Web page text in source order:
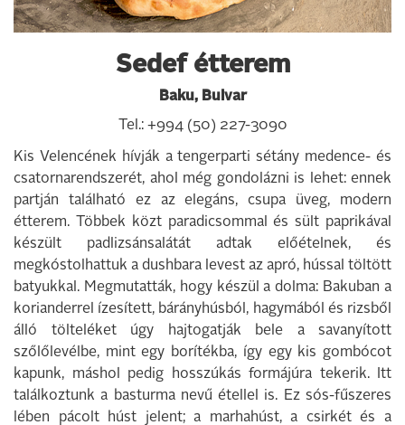
Sedef étterem
Baku, Bulvar
Tel.: +994 (50) 227-3090
Kis Velencének hívják a tengerparti sétány medence- és
csatornarendszerét, ahol még gondolázni is lehet: ennek
partján található ez az elegáns, csupa üveg, modern
étterem. Többek közt paradicsommal és sült paprikával
készült padlizsánsalátát adtak előételnek, és
megkóstolhattuk a dushbara levest az apró, hússal töltött
batyukkal. Megmutatták, hogy készül a dolma: Bakuban a
korianderrel ízesített, bárányhúsból, hagymából és rizsből
álló tölteléket úgy hajtogatják bele a savanyított
szőlőlevélbe, mint egy borítékba, így egy kis gombócot
kapunk, máshol pedig hosszúkás formájúra tekerik. Itt
találkoztunk a basturma nevű étellel is. Ez sós-fűszeres
lében pácolt húst jelent; a marhahúst, a csirkét és a